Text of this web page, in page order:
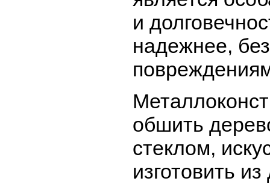
и
надежнее,
обшить
стеклом,
изготовить